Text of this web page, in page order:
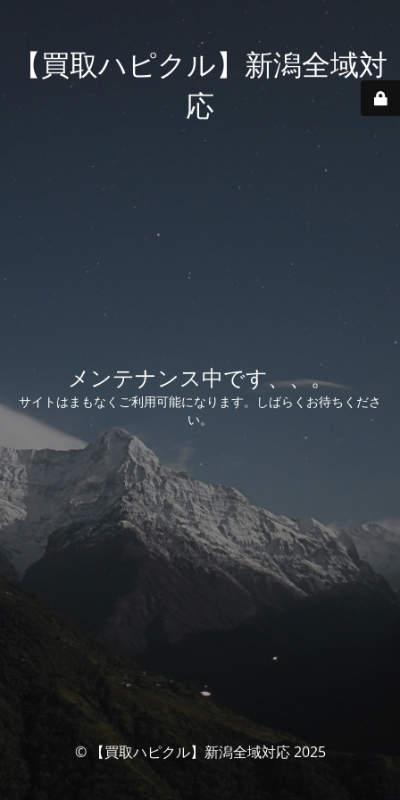
【買取ハピクル】新潟全域対
応
メンテナンス中です、、。
サイトはまもなくご利用可能になります。しばらくお待ちくださ
い。
© 【買取ハピクル】新潟全域対応 2025